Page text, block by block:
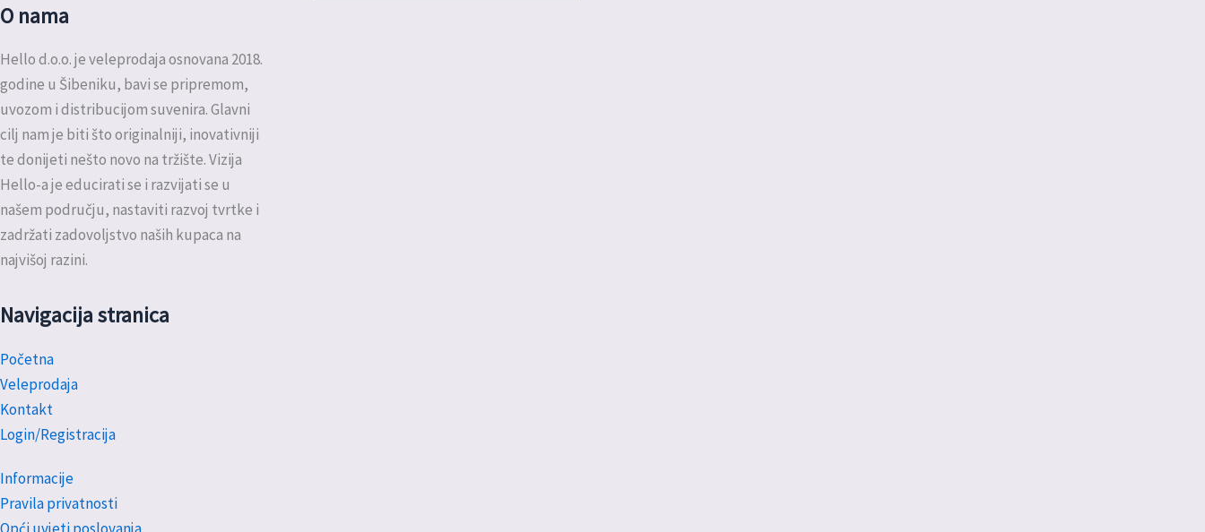
O nama
Hello d.o.o. je veleprodaja osnovana 2018.
godine u Šibeniku, bavi se pripremom,
uvozom i distribucijom suvenira. Glavni
cilj nam je biti što originalniji, inovativniji
te donijeti nešto novo na tržište. Vizija
Hello-a je educirati se i razvijati se u
našem području, nastaviti razvoj tvrtke i
zadržati zadovoljstvo naših kupaca na
najvišoj razini.
Navigacija stranica
Početna
Veleprodaja
Kontakt
Login/Registracija
Informacije
Pravila privatnosti